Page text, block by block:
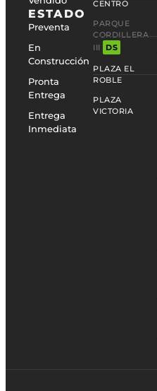
ESTADO
Preventa
En
Construcción
Pronta
Entrega
Entrega
Inmediata
CENTRO
PARQUE
CORDILLERA
III
DS
PLAZA EL
ROBLE
PLAZA
VICTORIA